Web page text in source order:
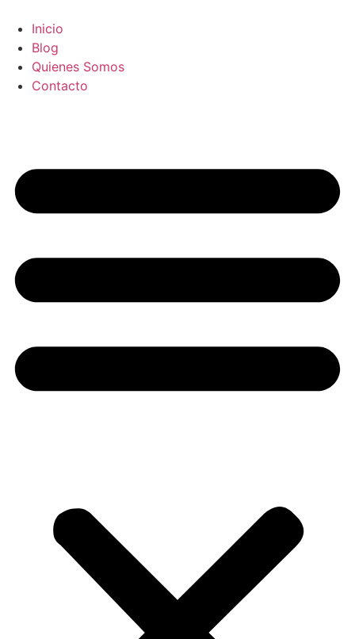
contenido
Inicio
Blog
Quienes Somos
Contacto